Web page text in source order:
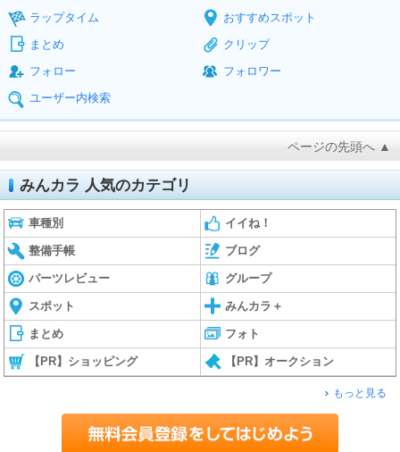
ラップタイム
おすすめスポット
まとめ
クリップ
フォロー
フォロワー
ユーザー内検索
ページの先頭へ ▲
みんカラ 人気のカテゴリ
車種別 イイね！
整備手帳 ブログ
パーツレビュー グループ
スポット みんカラ＋
まとめ フォト
【PR】ショッピング 【PR】オークション
もっと見る